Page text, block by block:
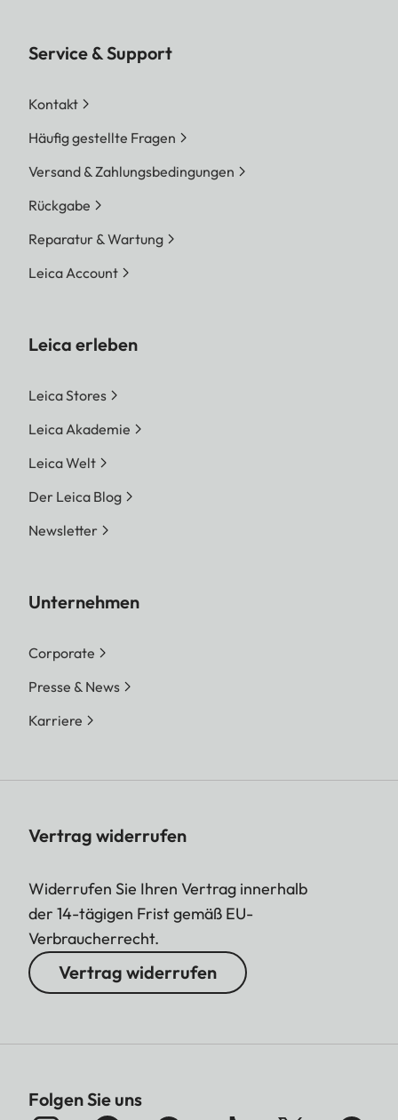
Service & Support
Kontakt
Häufig gestellte Fragen
Versand & Zahlungsbedingungen
Rückgabe
Reparatur & Wartung
Leica Account
Leica erleben
Leica Stores
Leica Akademie
Leica Welt
Der Leica Blog
Newsletter
Unternehmen
Corporate
Presse & News
Karriere
Vertrag widerrufen
Widerrufen Sie Ihren Vertrag innerhalb
der 14-tägigen Frist gemäß EU-
Verbraucherrecht.
Vertrag widerrufen
Folgen Sie uns